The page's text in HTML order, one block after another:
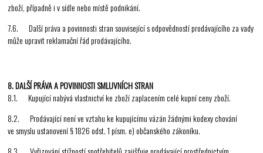
zboží, případně i v sídle nebo místě podnikání.
7.6. Další práva a povinnosti stran související s odpovědností prodávajícího za vady
může upravit reklamační řád prodávajícího.
8. DALŠÍ PRÁVA A POVINNOSTI SMLUVNÍCH STRAN
8.1. Kupující nabývá vlastnictví ke zboží zaplacením celé kupní ceny zboží.
8.2. Prodávající není ve vztahu ke kupujícímu vázán žádnými kodexy chování
ve smyslu ustanovení § 1826 odst. 1 písm. e) občanského zákoníku.